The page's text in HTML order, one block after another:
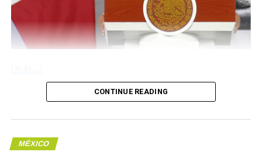
El evento dio inicio con la participación del Mariachi de
la Guardia Nacional.
CONTINUE READING
MÉXICO